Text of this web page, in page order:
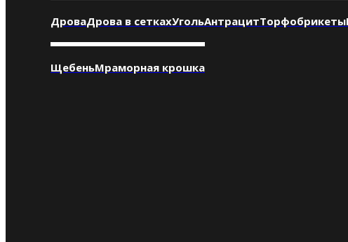
ДроваДрова в сеткахУгольАнтрацитТорфобрикеты
ЩебеньМраморная крошка